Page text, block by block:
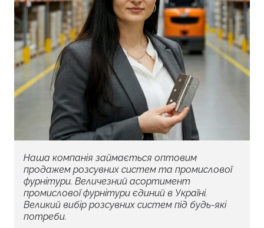
будівельні гіпермаркети «Епіцентр К» та «Нова
Лінія» по всій Україні.
Наша компанія займається оптовим
продажем розсувних систем та промислової
фурнітури. Величезний асортимент
промислової фурнітури єдиний в Україні.
Великий вибір розсувних систем під будь-які
потреби.